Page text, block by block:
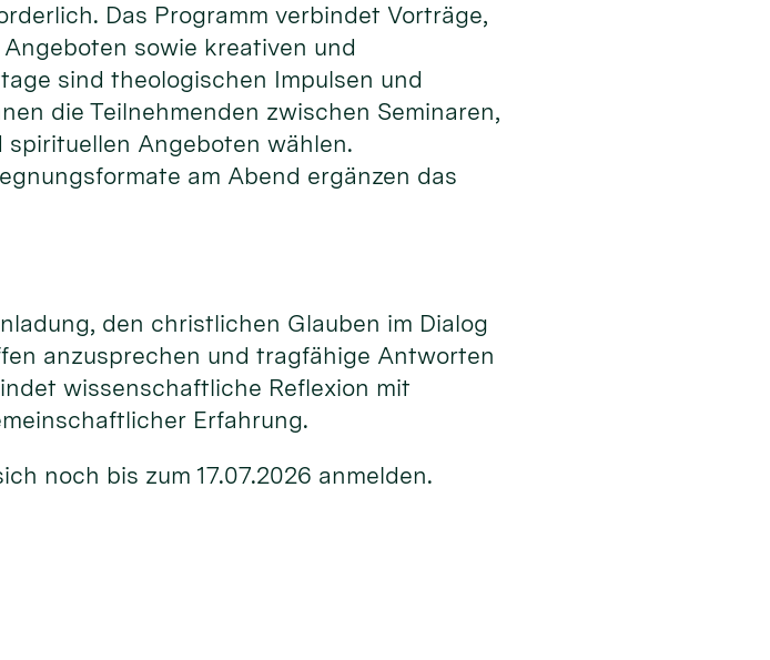
Das Programm verbindet Vorträge,
sowie kreativen und
sind theologischen Impulsen und
die Teilnehmenden zwischen Seminaren,
Angeboten wählen.
am Abend ergänzen das
den christlichen Glauben im Dialog
anzusprechen und tragfähige Antworten
wissenschaftliche Reflexion mit
Erfahrung.
noch bis zum 17.07.2026 anmelden.